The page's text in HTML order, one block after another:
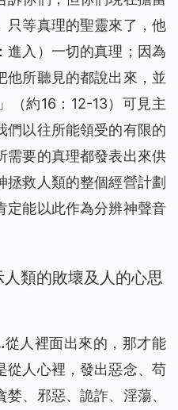
只等真理的聖靈來了，他
進入）一切的真理；因為
他所聽見的都說出來，並
」（約16：12-13）可見主
們以往所能領受的有限的
需要的真理都發表出來供
拯救人類的整個經營計劃
定能以此作為分辨神聲音
類的敗壞及人的心思
人裡面出來的，那才能
從人心裡，發出惡念、苟
、邪惡、詭詐、淫蕩、